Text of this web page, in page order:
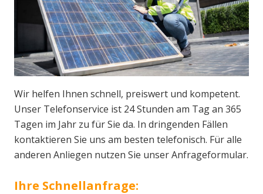
Wir helfen Ihnen schnell, preiswert und kompetent.
Unser Telefonservice ist 24 Stunden am Tag an 365
Tagen im Jahr zu für Sie da. In dringenden Fällen
kontaktieren Sie uns am besten telefonisch. Für alle
anderen Anliegen nutzen Sie unser Anfrageformular.
Ihre Schnellanfrage: